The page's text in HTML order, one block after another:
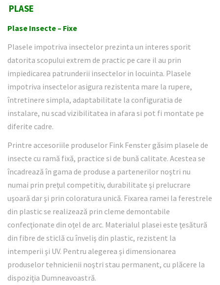
PLASE
Plase Insecte – Fixe
Plasele impotriva insectelor prezinta un interes sporit
datorita scopului extrem de practic pe care il au prin
impiedicarea patrunderii insectelor in locuinta. Plasele
impotriva insectelor asigura rezistenta mare la rupere,
întretinere simpla, adaptabilitate la configuratia de
instalare, nu scad vizibilitatea in afara si pot fi montate pe
diferite cadre.
Printre accesoriile produselor Fink Fenster găsim plasele de
insecte cu ramă fixă, practice si de bună calitate. Acestea se
încadrează în gama de produse a partenerilor noştri nu
numai prin preţul competitiv, durabilitate şi prelucrare
uşoară dar şi prin coloratura unică. Fixarea ramei la ferestrele
din plastic se realizează prin cleme demontabile
confecţionate din oţel de arc. Materialul plasei este ţesătură
din fibre de sticlă cu înveliş din plastic, rezistent la
intemperii şi UV. Pentru alegerea şi dimensionarea
produselor tehnicienii noştri stau permanent, cu plăcere la
dispoziţia Dumneavoastră.